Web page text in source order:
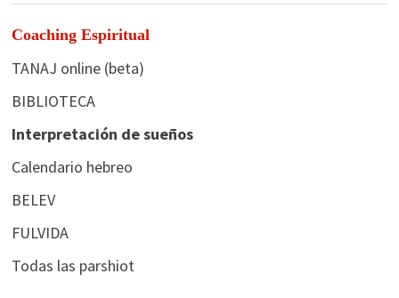
Coaching Espiritual
TANAJ online (beta)
BIBLIOTECA
Interpretación de sueños
Calendario hebreo
BELEV
FULVIDA
Todas las parshiot